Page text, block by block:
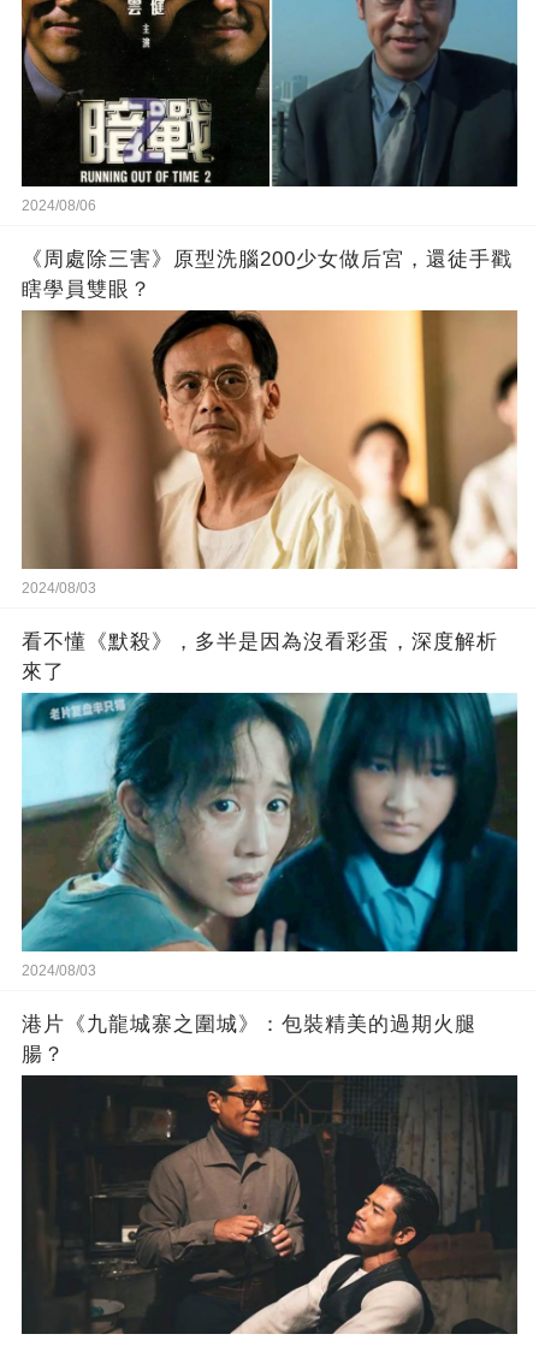
2024/08/06
《周處除三害》原型洗腦200少女做后宮，還徒手戳
瞎學員雙眼？
2024/08/03
看不懂《默殺》，多半是因為沒看彩蛋，深度解析
來了
2024/08/03
港片《九龍城寨之圍城》：包裝精美的過期火腿
腸？